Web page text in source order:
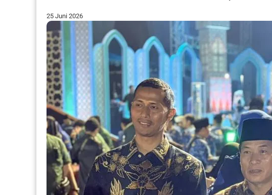
25 Juni 2026